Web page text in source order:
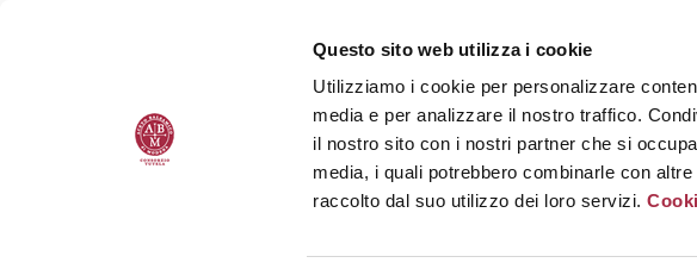
Questo sito web utilizza i cookie
Utilizziamo i cookie per personalizzare
media e per analizzare il nostro traffico.
il nostro sito con i nostri partner che si
media, i quali potrebbero combinarle con
raccolto dal suo utilizzo dei loro servizi.